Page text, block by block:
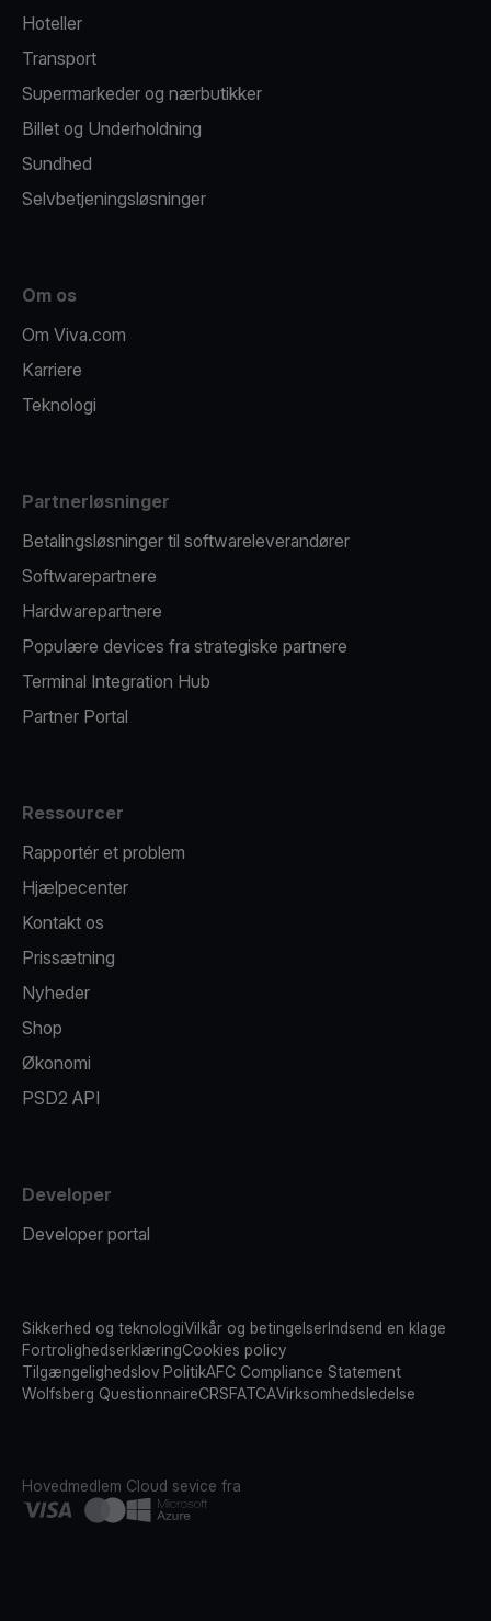
Hoteller
Transport
Supermarkeder og nærbutikker
Billet og Underholdning
Sundhed
Selvbetjeningsløsninger
Om os
Om Viva.com
Karriere
Teknologi
Partnerløsninger
Betalingsløsninger til softwareleverandører
Softwarepartnere
Hardwarepartnere
Populære devices fra strategiske partnere
Terminal Integration Hub
Partner Portal
Ressourcer
Rapportér et problem
Hjælpecenter
Kontakt os
Prissætning
Nyheder
Shop
Økonomi
PSD2 API
Developer
Developer portal
Sikkerhed og teknologiVilkår og betingelserIndsend en klage
FortrolighedserklæringCookies policy
Tilgængelighedslov PolitikAFC Compliance Statement
Wolfsberg QuestionnaireCRSFATCAVirksomhedsledelse
Hovedmedlem Cloud sevice fra